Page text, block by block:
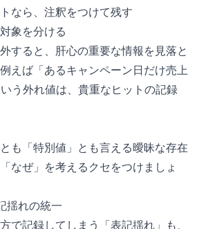
なら、注釈をつけて残す
象を分ける
すると、肝心の重要な情報を見落と
えば「あるキャンペーン日だけ売上
う外れ値は、貴重なヒットの記録
も「特別値」とも言える曖昧な存在
なぜ」を考えるクセをつけましょ
揺れの統一
で記録してしまう「表記揺れ」も、